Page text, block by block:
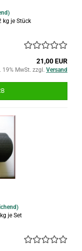
kg je Stück
21,00 EUR
19% MwSt. zzgl. Versand
kg je Set